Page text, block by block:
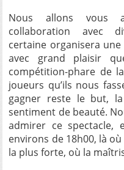
Nous allons vous
collaboration avec
certaine organisera
avec grand plaisir
compétition-phare de
joueurs qu’ils nous
gagner reste le but,
sentiment de beauté.
admirer ce spectacle,
environs de 18h00, là
la plus forte, où la